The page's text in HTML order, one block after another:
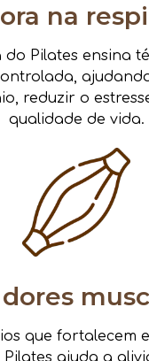
na
do Pilates ensina
reduzir o
qualidade de vida.
que fortalecem
Pilates ajuda a